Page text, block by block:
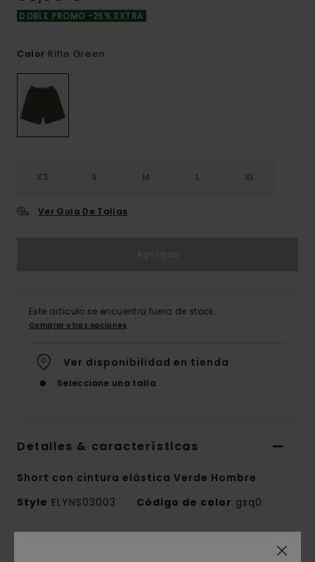
DOBLE PROMO -25% EXTRA
Color Rifle Green
XS S M L XL
Ver Guía De Tallas
Este artículo se encuentra fuera de stock.
Comprar otras opciones
Ver disponibilidad en tienda
Seleccione una talla
Detalles & características
Short con cintura elástica Verde Hombre
Style ELYNS03003 Código de color gsq0